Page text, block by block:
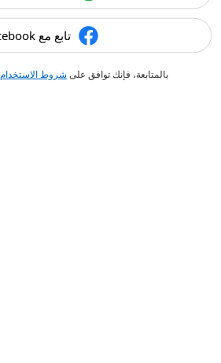
تابع مع Facebook
بالمتابعة، فإنك توافق على شروط الاستخدام